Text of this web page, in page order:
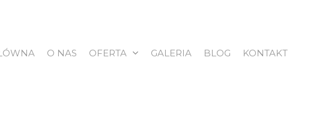
O NAS OFERTA GALERIA BLOG KONTAKT